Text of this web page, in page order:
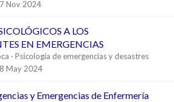
Nov 2024
A LOS
EN EMERGENCIAS
Psicología de emergencias y desastres
May 2024
y Emergencias de Enfermería